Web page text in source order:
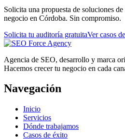
Solicita una propuesta de soluciones
negocio en Córdoba. Sin compromiso.
Solicita tu auditoría gratuitaVer casos
Agencia de SEO, desarrollo y marca
Hacemos crecer tu negocio en cada
Navegación
Inicio
Servicios
Dónde trabajamos
Casos de éxito